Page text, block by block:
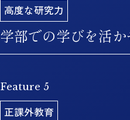
AI活用人材育成プ
AI知識を用いて社会課
を養うこともできます
スキルの修得が可能で
向け、キャリア教育や
ラムを幅広く展開。
学びを提供しています
高度な研究力
学部での学びを活
各種公的機関の助成対
ジェクトを多数展開。
Feature 5
正課外教育